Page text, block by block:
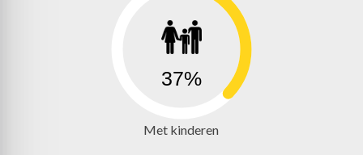
37%
Met kinderen